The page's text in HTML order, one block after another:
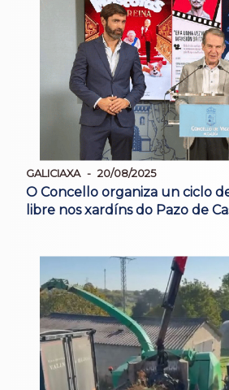
GALICIAXA 20/08/2025
O Concello organiza un ciclo
libre nos xardíns do Pazo de